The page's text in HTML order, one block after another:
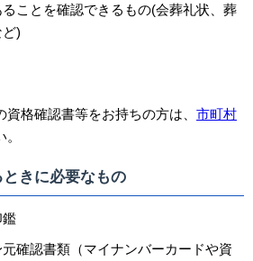
ことを確認できるもの(会葬礼状、葬
)
格確認書等をお持ちの方は、 市町村
きに必要なもの
鑑
確認書類（マイナンバーカードや資